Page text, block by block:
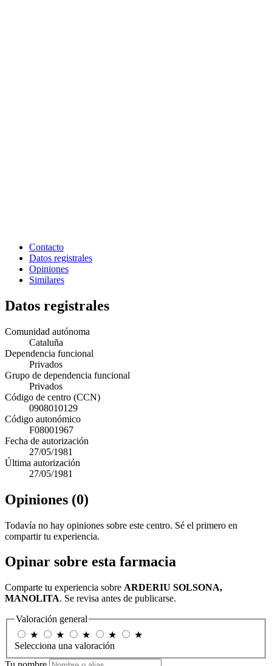
Contacto
Datos registrales
Opiniones
Similares
Datos registrales
Comunidad autónoma
Cataluña
Dependencia funcional
Privados
Grupo de dependencia funcional
Privados
Código de centro (CCN)
0908010129
Código autonómico
F08001967
Fecha de autorización
27/05/1981
Última autorización
27/05/1981
Opiniones (0)
Todavía no hay opiniones sobre este centro. Sé el primero en
compartir tu experiencia.
Opinar sobre esta farmacia
Comparte tu experiencia sobre ARDERIU SOLSONA,
MANOLITA. Se revisa antes de publicarse.
Valoración general
★
★ ★ ★
★
Selecciona una valoración